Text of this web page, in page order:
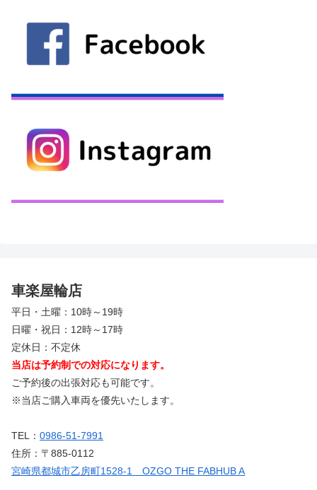
車楽屋輪店
平日・土曜：10時～19時
日曜・祝日：12時～17時
定休日：不定休
当店は予約制での対応になります。
ご予約後の出張対応も可能です。
※当店ご購入車両を優先いたします。
TEL： 0986-51-7991
住所：〒885-0112
宮崎県都城市乙房町1528-1 OZGO THE FABHUB A